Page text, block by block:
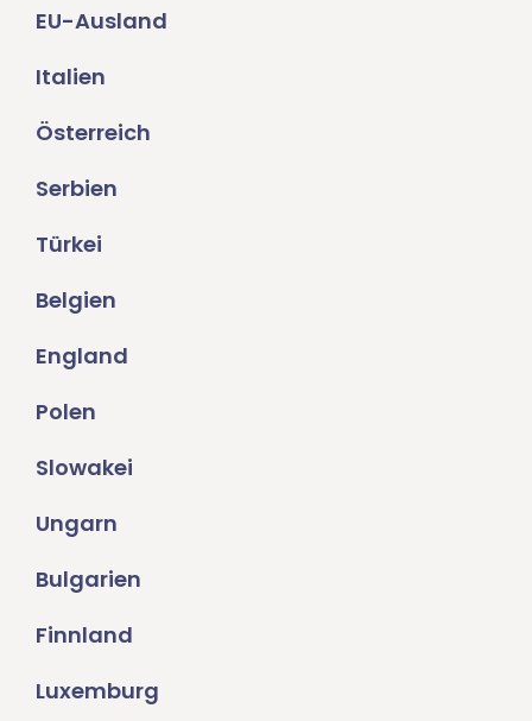
EU-Ausland
Italien
Österreich
Serbien
Türkei
Belgien
England
Polen
Slowakei
Ungarn
Bulgarien
Finnland
Luxemburg